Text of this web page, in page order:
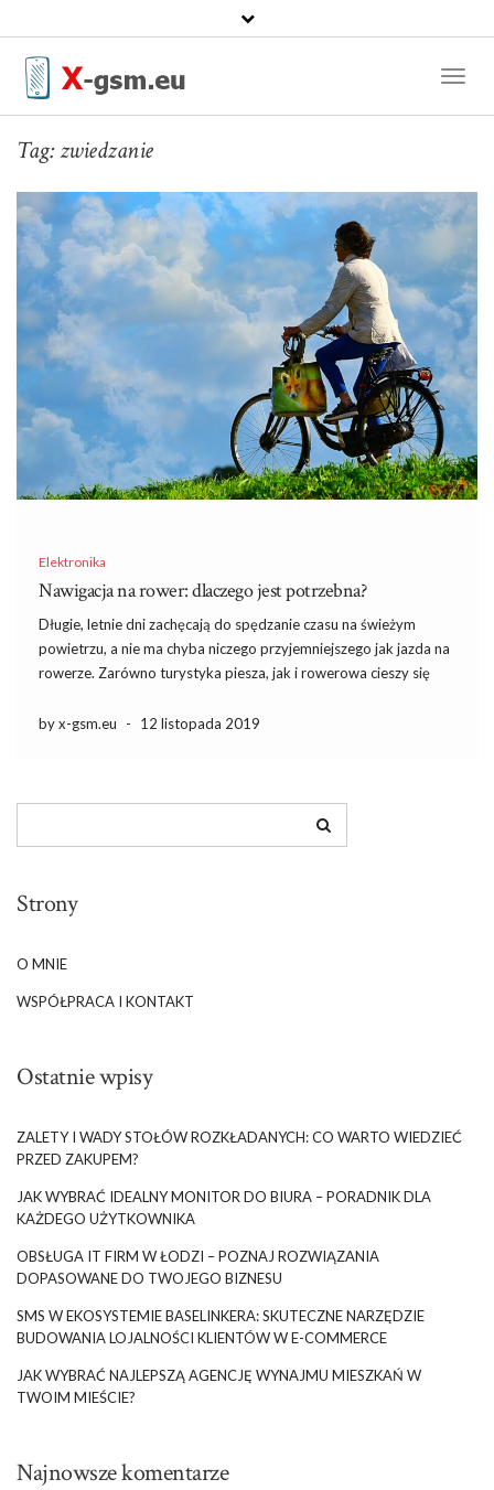
Tag:zwiedzanie
Elektronika
Nawigacja na rower: dlaczego jest potrzebna?
Długie, letnie dni zachęcają do spędzanie czasu na świeżym
powietrzu, a nie ma chyba niczego przyjemniejszego jak jazda na
rowerze. Zarówno turystyka piesza, jak i rowerowa cieszy się
znacznie więcej. Decydując się jednak na wycieczkę rowerową,
by x-gsm.eu - 12 listopada 2019
Strony
O MNIE
WSPÓŁPRACA I KONTAKT
Ostatnie wpisy
ZALETY I WADY STOŁÓW ROZKŁADANYCH: CO WARTO WIEDZIEĆ
PRZED ZAKUPEM?
JAK WYBRAĆ IDEALNY MONITOR DO BIURA – PORADNIK DLA
KAŻDEGO UŻYTKOWNIKA
OBSŁUGA IT FIRM W ŁODZI – POZNAJ ROZWIĄZANIA
DOPASOWANE DO TWOJEGO BIZNESU
SMS W EKOSYSTEMIE BASELINKERA: SKUTECZNE NARZĘDZIE
BUDOWANIA LOJALNOŚCI KLIENTÓW W E-COMMERCE
JAK WYBRAĆ NAJLEPSZĄ AGENCJĘ WYNAJMU MIESZKAŃ W
TWOIM MIEŚCIE?
Najnowsze komentarze